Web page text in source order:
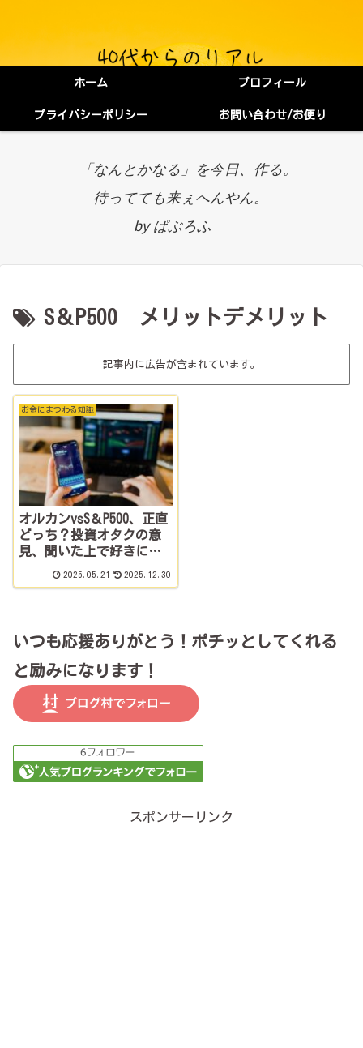
ホーム プロフィール
プライバシーポリシー お問い合わせ/お便り
「なんとかなる」を今日、作る。
待ってても来ぇへんやん。
by ぱぶろふ
S＆P500 メリットデメリット
記事内に広告が含まれています。
お金にまつわる知識
オルカンvsS＆P500、正直
どっち？投資オタクの意
見、聞いた上で好きに選
2025.05.21 2025.12.30
いつも応援ありがとう！ポチッとしてくれる
と励みになります！
スポンサーリンク